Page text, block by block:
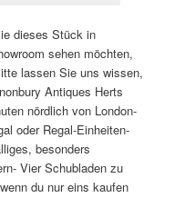
dieses Stück in
sehen möchten,
lassen Sie uns wissen,
Antiques Herts
nördlich von London-
oder Regal-Einheiten-
besonders
Vier Schubladen zu
du nur eins kaufen